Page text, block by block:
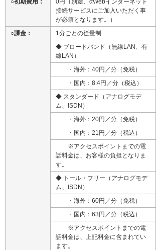
○初期費用：
0円（別途、αWebインターネット
接続サービスにご加入いただく事
が必須となります。）
○課金：
1分ごとの従量制
◆ ブロードバンド（無線LAN、有
線LAN）
・海外：40円／分（免税）
・国内：8.4円／分（税込）
◆ スタンダード（アナログモデ
ム、ISDN）
・海外：20円／分（免税）
・国内：21円／分（税込）
※アクセスポイントまでの電
話料金は、お客様の負担となりま
す。
◆ トール・フリー（アナログモデ
ム、ISDN）
・海外：60円／分（免税）
・国内：63円／分（税込）
※アクセスポイントまでの電
話料金は、上記料金に含まれてい
ます。